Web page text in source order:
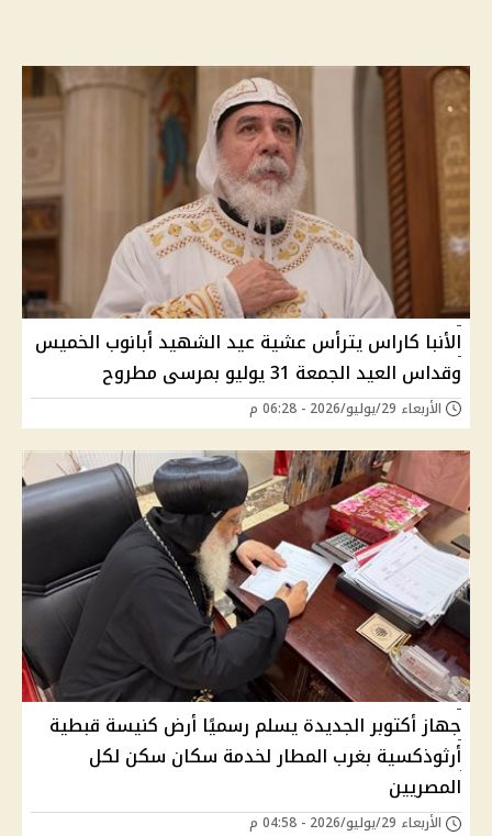
الأنبا كاراس يترأس عشية عيد الشهيد أبانوب الخميس
وقداس العيد الجمعة 31 يوليو بمرسى مطروح
الأربعاء 29/يوليو/2026 - 06:28 م
جهاز أكتوبر الجديدة يسلم رسميًا أرض كنيسة قبطية
أرثوذكسية بغرب المطار لخدمة سكان سكن لكل
المصريين
الأربعاء 29/يوليو/2026 - 04:58 م